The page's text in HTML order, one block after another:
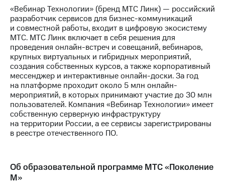
«Вебинар Технологии» (бренд МТС Линк) — российский
разработчик сервисов для бизнес-коммуникаций
и совместной работы, входит в цифровую экосистему
МТС. МТС Линк включает в себя решения для
проведения онлайн-встреч и совещаний, вебинаров,
крупных виртуальных и гибридных мероприятий,
создания собственных курсов, а также корпоративный
мессенджер и интерактивные онлайн-доски. За год
на платформе проходит около 5 млн онлайн-
мероприятий, в которых принимают участие до 30 млн
пользователей. Компания «Вебинар Технологии» имеет
собственную серверную инфраструктуру
на территории России, а ее сервисы зарегистрированы
в реестре отечественного ПО.
Об образовательной программе МТС «Поколение
М»